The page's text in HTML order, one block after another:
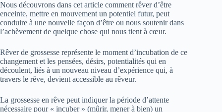
Nous découvrons dans cet article comment rêver d’être
enceinte, mettre en mouvement un potentiel futur, peut
conduire à une nouvelle façon d’être ou nous soutenir dans
l’achèvement de quelque chose qui nous tient à cœur.
Rêver de grossesse représente le moment d’incubation de ce
changement et les pensées, désirs, potentialités qui en
découlent, liés à un nouveau niveau d’expérience qui, à
travers le rêve, devient accessible au rêveur.
La grossesse en rêve peut indiquer la période d’attente
nécessaire pour « incuber » (mûrir, mener à bien) un